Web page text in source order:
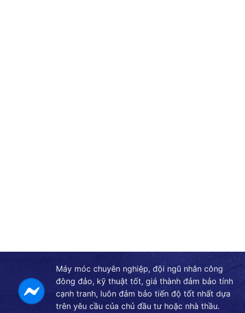
Máy móc chuyên nghiệp, đội ngũ nhân công
đông đảo, kỹ thuật tốt, giá thành đảm bảo tính
cạnh tranh, luôn đảm bảo tiến độ tốt nhất dựa
trên yêu cầu của chủ đầu tư hoặc nhà thầu.